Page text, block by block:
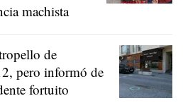
machista
de
pero informó de
fortuito